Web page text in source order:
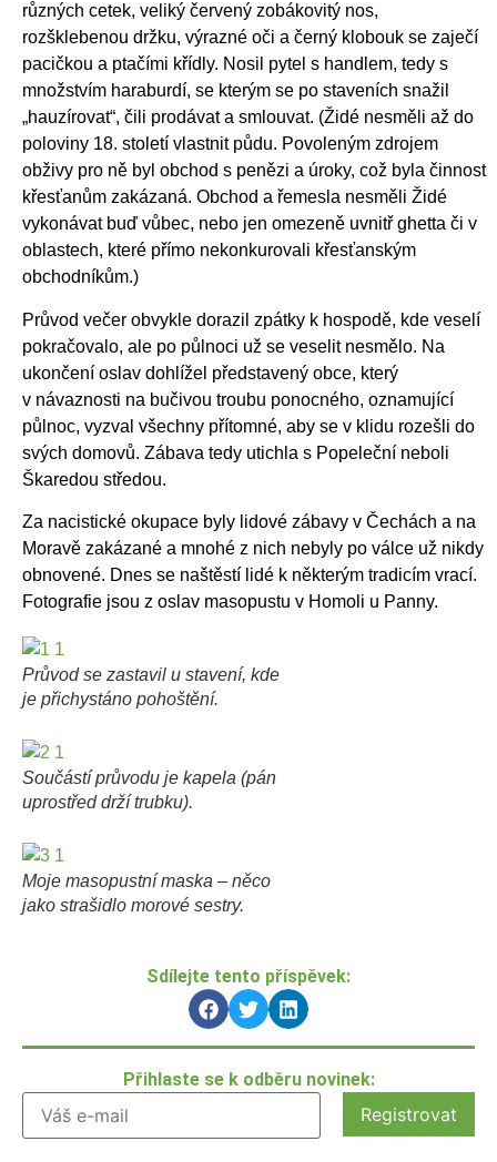
různých cetek, veliký červený zobákovitý nos,
rozšklebenou držku, výrazné oči a černý klobouk se zaječí
pacičkou a ptačími křídly. Nosil pytel s handlem, tedy s
množstvím haraburdí, se kterým se po staveních snažil
„hauzírovat“, čili prodávat a smlouvat. (Židé nesměli až do
poloviny 18. století vlastnit půdu. Povoleným zdrojem
obživy pro ně byl obchod s penězi a úroky, což byla činnost
křesťanům zakázaná. Obchod a řemesla nesměli Židé
vykonávat buď vůbec, nebo jen omezeně uvnitř ghetta či v
oblastech, které přímo nekonkurovali křesťanským
obchodníkům.)
Průvod večer obvykle dorazil zpátky k hospodě, kde veselí
pokračovalo, ale po půlnoci už se veselit nesmělo. Na
ukončení oslav dohlížel představený obce, který
v návaznosti na bučivou troubu ponocného, oznamující
půlnoc, vyzval všechny přítomné, aby se v klidu rozešli do
svých domovů. Zábava tedy utichla s Popeleční neboli
Škaredou středou.
Za nacistické okupace byly lidové zábavy v Čechách a na
Moravě zakázané a mnohé z nich nebyly po válce už nikdy
obnovené. Dnes se naštěstí lidé k některým tradicím vrací.
Fotografie jsou z oslav masopustu v Homoli u Panny.
Průvod se zastavil u stavení, kde
je přichystáno pohoštění.
Součástí průvodu je kapela (pán
uprostřed drží trubku).
Moje masopustní maska – něco
jako strašidlo morové sestry.
Sdílejte tento příspěvek:
Přihlaste se k odběru novinek: